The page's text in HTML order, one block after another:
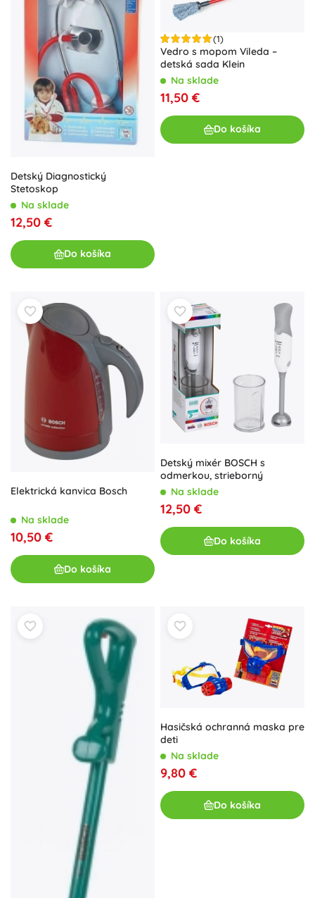
Detský Diagnostický
Stetoskop
Na sklade
12,50 €
Do košíka
(1)
Vedro s mopom Vileda –
detská sada Klein
Na sklade
11,50 €
Do košíka
Elektrická kanvica Bosch
Na sklade
10,50 €
Do košíka
Detský mixér BOSCH s
odmerkou, strieborný
Na sklade
12,50 €
Do košíka
Hasičská ochranná maska pre
deti
Na sklade
9,80 €
Do košíka